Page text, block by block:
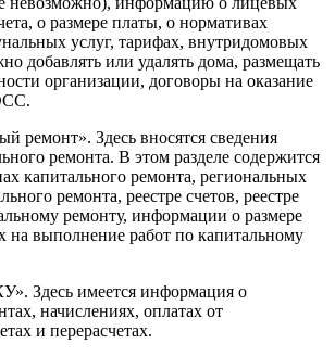
о размере платы, о нормативах
услуг, тарифах, внутридомовых
добавлять или удалять дома, размещать
организации, договоры на оказание
ремонт». Здесь вносятся сведения
ремонта. В этом разделе содержится
капитального ремонта, региональных
ремонта, реестре счетов, реестре
ремонту, информации о размере
на выполнение работ по капитальному
Здесь имеется информация о
начислениях, оплатах от
и перерасчетах.